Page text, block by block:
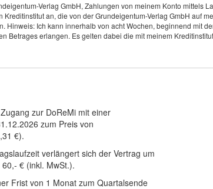
Verlag GmbH, Zahlungen von meinem Konto mittels
Kreditinstitut an, die von der Grundeigentum-Verlag GmbH auf
Hinweis: Ich kann innerhalb von acht Wochen, beginnend mit
Betrages erlangen. Es gelten dabei die mit meinem
zur DoReMi mit einer
zum Preis von
€).
verlängert sich der Vertrag um
€ (inkl. MwSt.).
Frist von 1 Monat zum Quartalsende